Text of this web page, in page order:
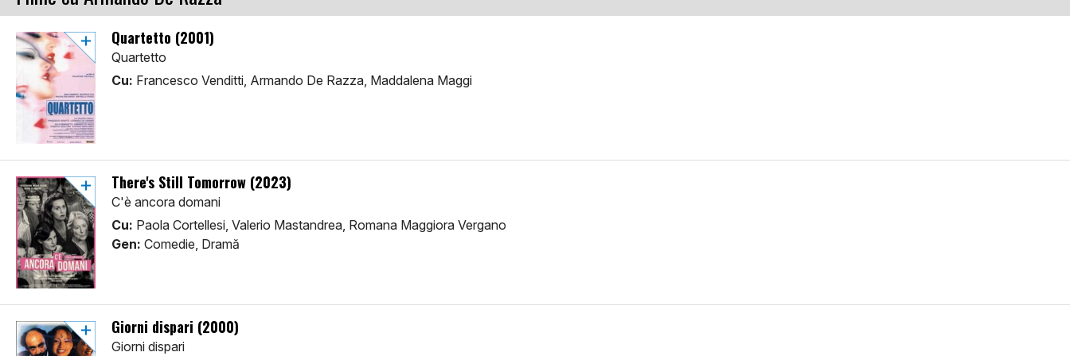
Quartetto (2001)
Quartetto
Cu: Francesco Venditti, Armando De Razza, Maddalena Maggi
There's Still Tomorrow (2023)
C'è ancora domani
Cu: Paola Cortellesi, Valerio Mastandrea, Romana Maggiora Vergano
Gen: Comedie, Dramă
Giorni dispari (2000)
Giorni dispari